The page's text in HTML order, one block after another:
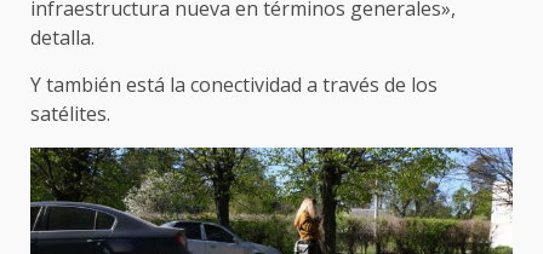
infraestructura nueva en términos generales»,
detalla.
Y también está la conectividad a través de los
satélites.